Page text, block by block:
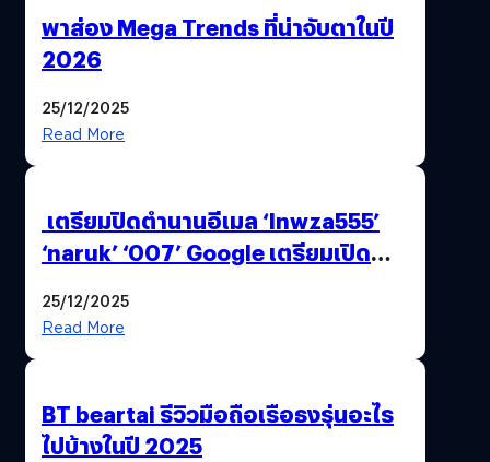
พาส่อง Mega Trends ที่น่าจับตาในปี
2026
25/12/2025
Read More
เตรียมปิดตำนานอีเมล ‘lnwza555’
‘naruk’ ‘007’ Google เตรียมเปิด
25/12/2025
Read More
BT beartai รีวิวมือถือเรือธงรุ่นอะไร
ไปบ้างในปี 2025